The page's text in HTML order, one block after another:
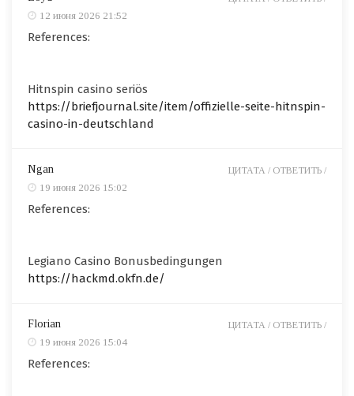
12 июня 2026 21:52
References:
Hitnspin casino seriös
https://briefjournal.site/item/offizielle-seite-hitnspin-
casino-in-deutschland
Ngan
19 июня 2026 15:02
References:
Legiano Casino Bonusbedingungen
https://hackmd.okfn.de/
ЦИТАТА / ОТВЕТИТЬ /
Florian
19 июня 2026 15:04
References:
ЦИТАТА / ОТВЕТИТЬ /